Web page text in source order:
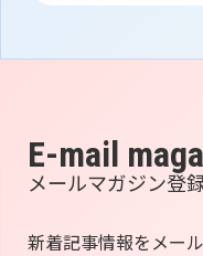
E-mail
メールマガジン登
新着記事情報をメー